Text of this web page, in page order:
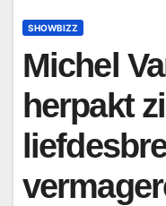
SHOWBIZZ
Michel
herpakt